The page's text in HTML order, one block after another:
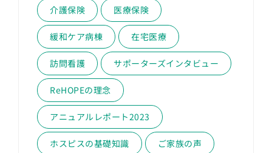
介護保険 医療保険
緩和ケア病棟 在宅医療
訪問看護 サポーターズインタビュー
ReHOPEの理念
アニュアルレポート2023
ホスピスの基礎知識 ご家族の声